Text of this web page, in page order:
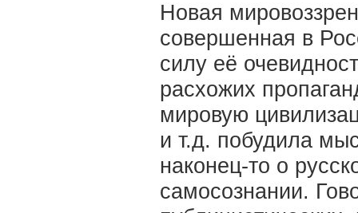
Новая
совершенная в
силу её
расхожих
мировую
и т.д. побудила
наконец-то о
самосознании.